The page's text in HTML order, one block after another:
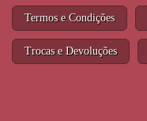
Termos e Condições
Trocas e Devoluções